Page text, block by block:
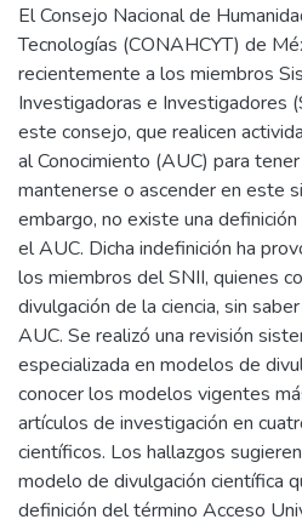
El Consejo Nacional de
Tecnologías (CONAHCYT) de
recientemente a los miembros
Investigadoras e Investigadores
este consejo, que realicen
al Conocimiento (AUC) para
mantenerse o ascender en este
embargo, no existe una
el AUC. Dicha indefinición ha
los miembros del SNII, quienes
divulgación de la ciencia, sin
AUC. Se realizó una revisión
especializada en modelos de
conocer los modelos vigentes
artículos de investigación en
científicos. Los hallazgos
modelo de divulgación científica
definición del término Acceso